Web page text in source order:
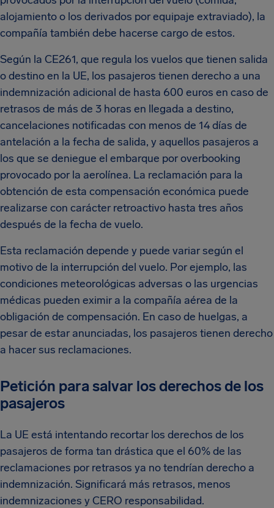
alojamiento o los derivados por equipaje extraviado), la
compañía también debe hacerse cargo de estos.
Según la CE261, que regula los vuelos que tienen salida
o destino en la UE, los pasajeros tienen derecho a una
indemnización adicional de hasta 600 euros en caso de
retrasos de más de 3 horas en llegada a destino,
cancelaciones notificadas con menos de 14 días de
antelación a la fecha de salida, y aquellos pasajeros a
los que se deniegue el embarque por overbooking
provocado por la aerolínea. La reclamación para la
obtención de esta compensación económica puede
realizarse con carácter retroactivo hasta tres años
después de la fecha de vuelo.
Esta reclamación depende y puede variar según el
motivo de la interrupción del vuelo. Por ejemplo, las
condiciones meteorológicas adversas o las urgencias
médicas pueden eximir a la compañía aérea de la
obligación de compensación. En caso de huelgas, a
pesar de estar anunciadas, los pasajeros tienen derecho
a hacer sus reclamaciones.
Petición para salvar los derechos de los
pasajeros
La UE está intentando recortar los derechos de los
pasajeros de forma tan drástica que el 60% de las
reclamaciones por retrasos ya no tendrían derecho a
indemnización. Significará más retrasos, menos
indemnizaciones y CERO responsabilidad.